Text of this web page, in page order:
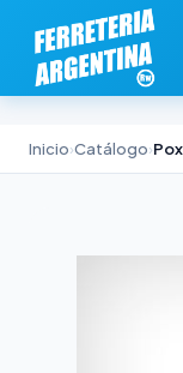
Inicio›Catálogo›